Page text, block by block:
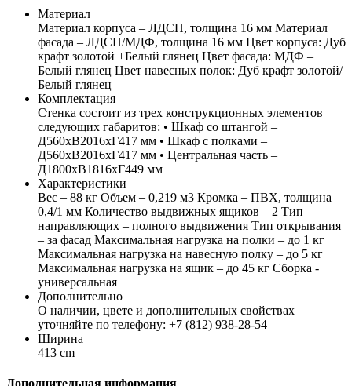
Материал
Материал корпуса – ЛДСП, толщина 16 мм Материал
фасада – ЛДСП/МДФ, толщина 16 мм Цвет корпуса: Дуб
крафт золотой +Белый глянец Цвет фасада: МДФ –
Белый глянец Цвет навесных полок: Дуб крафт золотой/
Белый глянец
Комплектация
Стенка состоит из трех конструкционных элементов
следующих габаритов: • Шкаф со штангой –
Д560хВ2016хГ417 мм • Шкаф с полками –
Д560хВ2016хГ417 мм • Центральная часть –
Д1800хВ1816хГ449 мм
Характеристики
Вес – 88 кг Объем – 0,219 м3 Кромка – ПВХ, толщина
0,4/1 мм Количество выдвижных ящиков – 2 Тип
направляющих – полного выдвижения Тип открывания
– за фасад Максимальная нагрузка на полки – до 1 кг
Максимальная нагрузка на навесную полку – до 5 кг
Максимальная нагрузка на ящик – до 45 кг Сборка -
универсальная
Дополнительно
О наличии, цвете и дополнительных свойствах
уточняйте по телефону: +7 (812) 938-28-54
Ширина
413 cm